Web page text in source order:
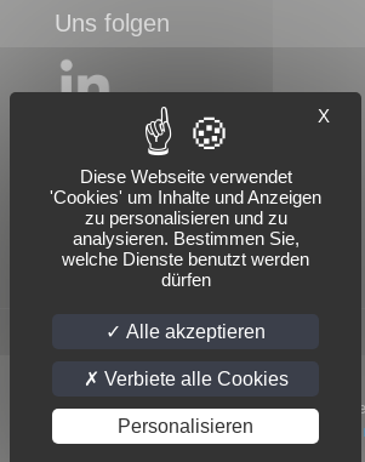
Uns folgen
© 2022 Standard Industrie | All Rights
Hinweise|
X
Diese Webseite verwendet
'Cookies' um Inhalte und Anzeigen
zu personalisieren und zu
analysieren. Bestimmen Sie,
welche Dienste benutzt werden
dürfen
Alle akzeptieren
Verbiete alle Cookies
Personalisieren